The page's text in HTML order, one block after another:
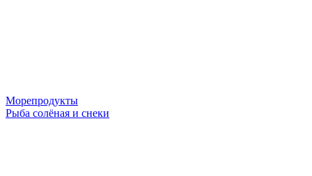
Морепродукты
Рыба солёная и снеки